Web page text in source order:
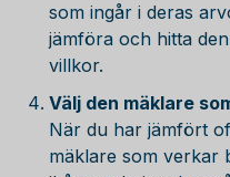
som ingår i deras
jämföra och hitta
villkor.
Välj den mäklare
När du har jämfört
mäklare som verkar